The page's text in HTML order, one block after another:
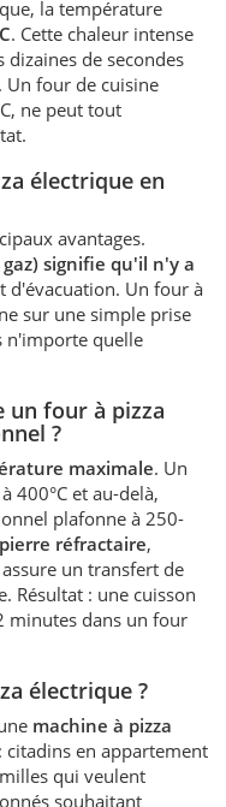
la température
. Cette chaleur intense
de secondes
four de cuisine
ne peut tout
électrique en
avantages.
signifie qu'il n'y a
d'évacuation. Un four à
sur une simple prise
n'importe quelle
un four à pizza
?
maximale. Un
400°C et au-delà,
plafonne à 250-
pierre réfractaire,
un transfert de
Résultat : une cuisson
minutes dans un four
électrique ?
machine à pizza
: citadins en appartement
qui veulent
souhaitant